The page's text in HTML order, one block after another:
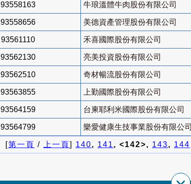
93558163 牛琅溫體牛肉股份有限公司
93558656 美德資產管理股份有限公司
93561110 禾喜國際股份有限公司
93562130 亮美投資股份有限公司
93562510 奇材暢流股份有限公司
93563855 上勤國際股份有限公司
93564159 台柬耶利米國際股份有限公司
93564799 樂愛健康生技事業股份有限公司
[第一頁 / 上一頁] 140, 141, <142>, 143, 144